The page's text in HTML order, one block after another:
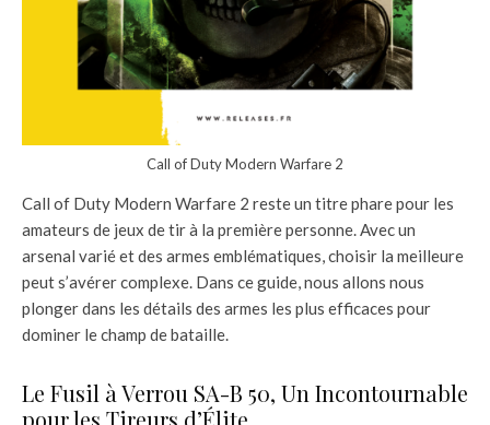
Call of Duty Modern Warfare 2
Call of Duty Modern Warfare 2 reste un titre phare pour les
amateurs de jeux de tir à la première personne. Avec un
arsenal varié et des armes emblématiques, choisir la meilleure
peut s’avérer complexe. Dans ce guide, nous allons nous
plonger dans les détails des armes les plus efficaces pour
dominer le champ de bataille.
Le Fusil à Verrou SA-B 50, Un Incontournable
pour les Tireurs d’Élite